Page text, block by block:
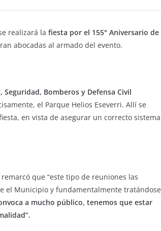
realizará la fiesta por el 155° Aniversario de
abocadas al armado del evento.
Seguridad, Bomberos y Defensa Civil
el Parque Helios Eseverri. Allí se
en vista de asegurar un correcto sistema
remarcó que “este tipo de reuniones las
el Municipio y fundamentalmente tratándose
a mucho público, tenemos que estar